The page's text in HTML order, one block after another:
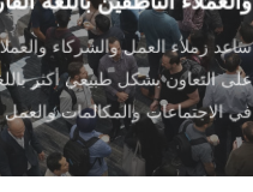
ساعد زملاء العمل والشركاء
على التعاون بشكل طبيعي أكثر
في الاجتماعات والمكالمات